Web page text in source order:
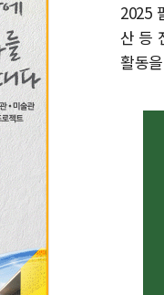
2025
산 등
활동